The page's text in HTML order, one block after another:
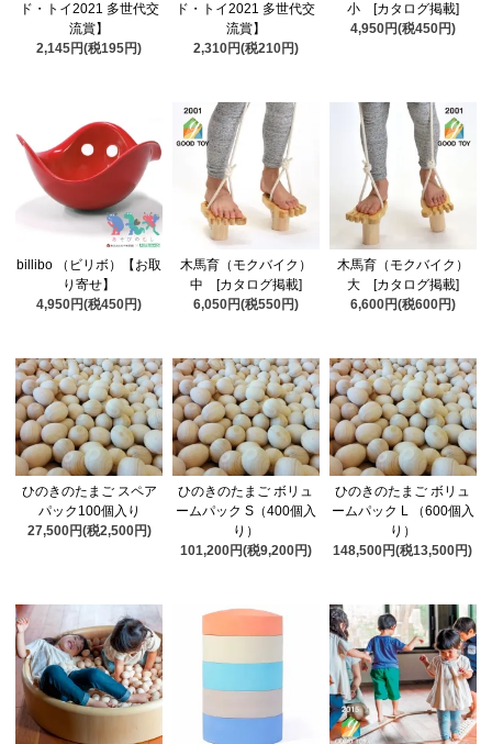
ド・トイ2021 多世代交
流賞】
2,145円(税195円)
ド・トイ2021 多世代交
流賞】
2,310円(税210円)
小 [カタログ掲載]
4,950円(税450円)
billibo （ビリボ）【お取
り寄せ】
4,950円(税450円)
木馬育（モクバイク）
中 [カタログ掲載]
6,050円(税550円)
木馬育（モクバイク）
大 [カタログ掲載]
6,600円(税600円)
ひのきのたまご スペア
パック100個入り
27,500円(税2,500円)
ひのきのたまご ボリュ
ームパック S（400個入
り）
101,200円(税9,200円)
ひのきのたまご ボリュ
ームパック L （600個入
り）
148,500円(税13,500円)